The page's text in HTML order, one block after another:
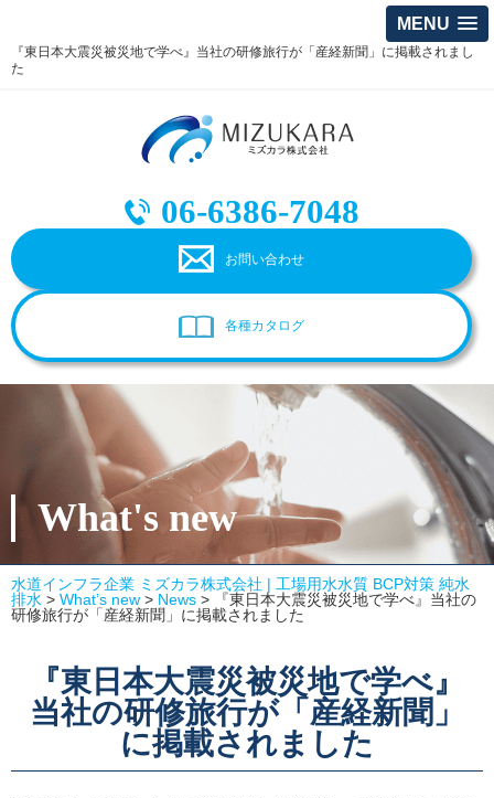
MENU
『東日本大震災被災地で学べ』当社の研修旅行が「産経新聞」に掲載されまし
た
06-6386-7048
お問い合わせ
各種カタログ
What's new
水道インフラ企業 ミズカラ株式会社 | 工場用水水質 BCP対策 純水
排水 > What’s new > News >
『東日本大震災被災地で学べ』当社の
研修旅行が「産経新聞」に掲載されました
『東日本大震災被災地で学べ』
当社の研修旅行が「産経新聞」
に掲載されました